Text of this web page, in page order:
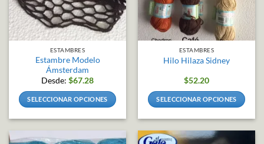
la
página
de
producto
la
página
de
producto
ESTAMBRES
Estambre Modelo
Ámsterdam
Desde: $67.28
SELECCIONAR OPCIONES
tiene
ESTAMBRES
Hilo Hilaza Sidney
$52.20
SELECCIONAR OPCIONES
tiene